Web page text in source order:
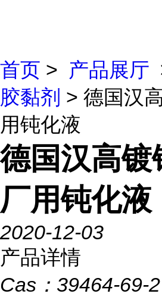
首页 > 产品展厅
胶黏剂 > 德国汉
用钝化液
德国汉高镀
厂用钝化液
2020-12-03
产品详情
Cas： 39464-69-2